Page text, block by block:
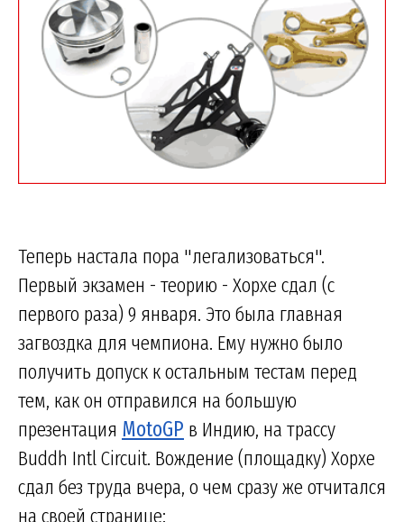
Теперь настала пора "легализоваться".
Первый экзамен - теорию - Хорхе сдал (с
первого раза) 9 января. Это была главная
загвоздка для чемпиона. Ему нужно было
получить допуск к остальным тестам перед
тем, как он отправился на большую
презентация MotoGP в Индию, на трассу
Buddh Intl Circuit. Вождение (площадку) Хорхе
сдал без труда вчера, о чем сразу же отчитался
на своей странице: